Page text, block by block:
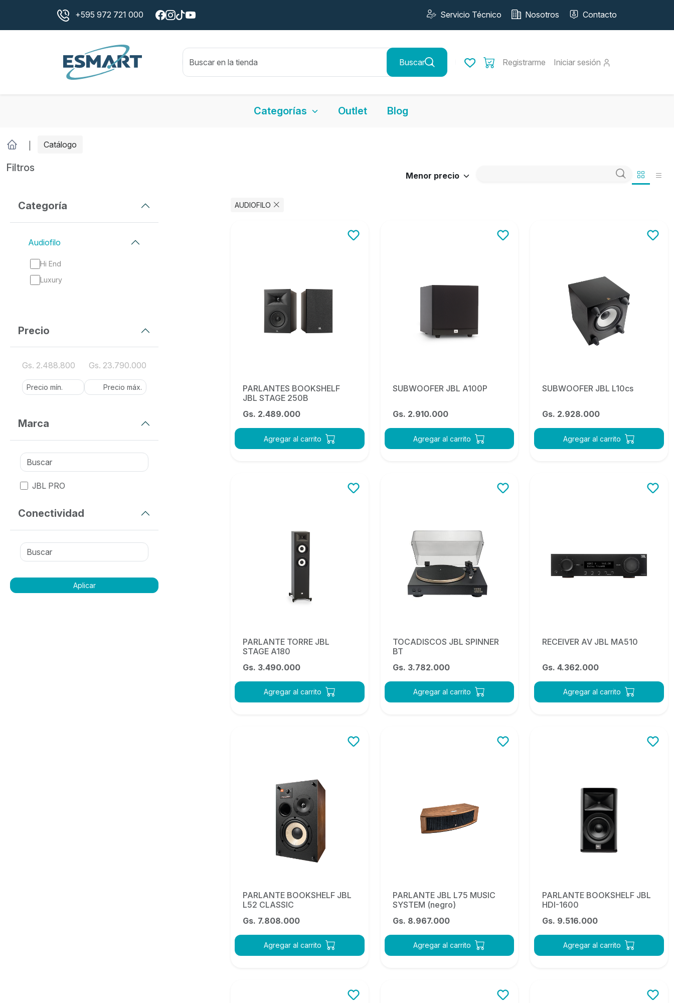
+595 972 721 000 Servicio Técnico Nosotros Contacto
Buscar Registrarme Iniciar sesión
Categorías Outlet Blog
Catálogo
Filtros
Menor precio
Categoría
Audiofilo
Hi End
Luxury
Precio
Gs. 2.488.800 Gs. 23.790.000
Marca
JBL PRO
Conectividad
Aplicar
AUDIOFILO
PARLANTES BOOKSHELF
JBL STAGE 250B
Gs. 2.489.000
Agregar al carrito
SUBWOOFER JBL A100P
Gs. 2.910.000
Agregar al carrito
SUBWOOFER JBL L10cs
Gs. 2.928.000
Agregar al carrito
PARLANTE TORRE JBL
STAGE A180
Gs. 3.490.000
Agregar al carrito
TOCADISCOS JBL SPINNER
BT
Gs. 3.782.000
Agregar al carrito
RECEIVER AV JBL MA510
Gs. 4.362.000
Agregar al carrito
PARLANTE BOOKSHELF JBL
L52 CLASSIC
Gs. 7.808.000
Agregar al carrito
PARLANTE JBL L75 MUSIC
SYSTEM (negro)
Gs. 8.967.000
Agregar al carrito
PARLANTE BOOKSHELF JBL
HDI-1600
Gs. 9.516.000
Agregar al carrito